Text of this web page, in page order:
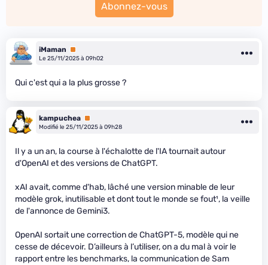
Abonnez-vous
iMaman
Premium
Le 25/11/2025 à 09h02
Qui c'est qui a la plus grosse ?
kampuchea Premium
Modifié le 25/11/2025 à 09h28
Il y a un an, la course à l'échalotte de l'IA tournait autour
d'OpenAI et des versions de ChatGPT.
xAI avait, comme d'hab, lâché une version minable de leur
modèle grok, inutilisable et dont tout le monde se fout¹, la veille
de l'annonce de Gemini3.
OpenAI sortait une correction de ChatGPT-5, modèle qui ne
cesse de décevoir. D’ailleurs à l’utiliser, on a du mal à voir le
rapport entre les benchmarks, la communication de Sam